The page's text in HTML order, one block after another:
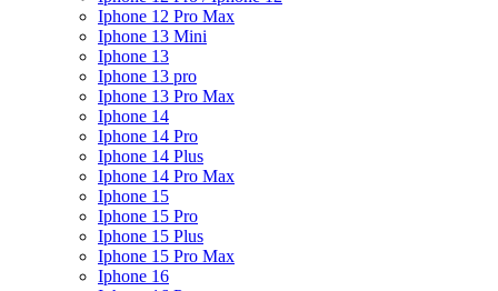
Iphone 12 Pro Max
Iphone 13 Mini
Iphone 13
Iphone 13 pro
Iphone 13 Pro Max
Iphone 14
Iphone 14 Pro
Iphone 14 Plus
Iphone 14 Pro Max
Iphone 15
Iphone 15 Pro
Iphone 15 Plus
Iphone 15 Pro Max
Iphone 16